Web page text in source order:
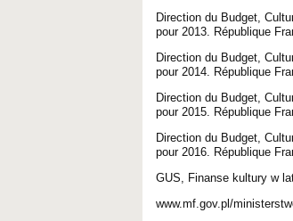
Direction du Budget,
pour 2013. République
Direction du Budget,
pour 2014. République
Direction du Budget,
pour 2015. République
Direction du Budget,
pour 2016. République
GUS, Finanse kultury w
www.mf.gov.pl/